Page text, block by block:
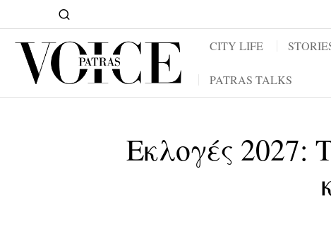
CITY LIFE
PATRAS TALKS
Εκλογές 2027: